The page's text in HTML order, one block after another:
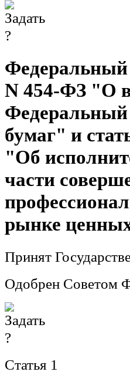
Федеральный
N 454-ФЗ "О
бумаг" и
"Об
части
рынке
Принят
Одобрен Советом
Статья 1